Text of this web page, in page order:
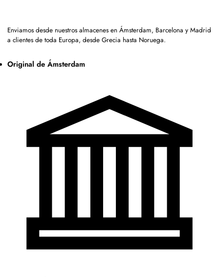
Enviamos desde nuestros almacenes en Ámsterdam, Barcelona y Madrid
a clientes de toda Europa, desde Grecia hasta Noruega.
Original de Ámsterdam